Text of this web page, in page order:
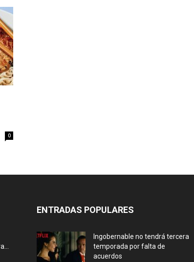
0
ENTRADAS POPULARES
Ingobernable no tendrá tercera
temporada por falta de
acuerdos